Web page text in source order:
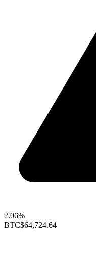
2.06%
BTC$64,724.64